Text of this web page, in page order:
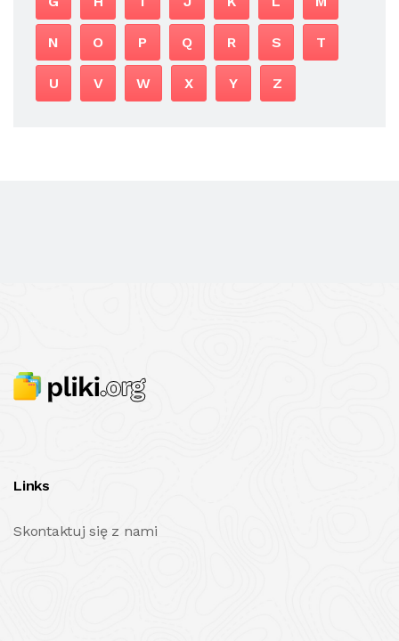
N O P Q R S T
U V W X Y Z
Links
Skontaktuj się z nami